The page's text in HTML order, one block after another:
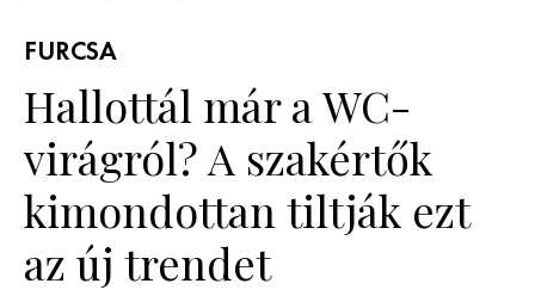
SZOBÁK
Konyha
Fürdőszoba
Nappali
ÖTLETEK
Szállodák és vendégházak
FURCSA
Hallottál már a WC-
virágról? A szakértők
kimondottan tiltják ezt
az új trendet